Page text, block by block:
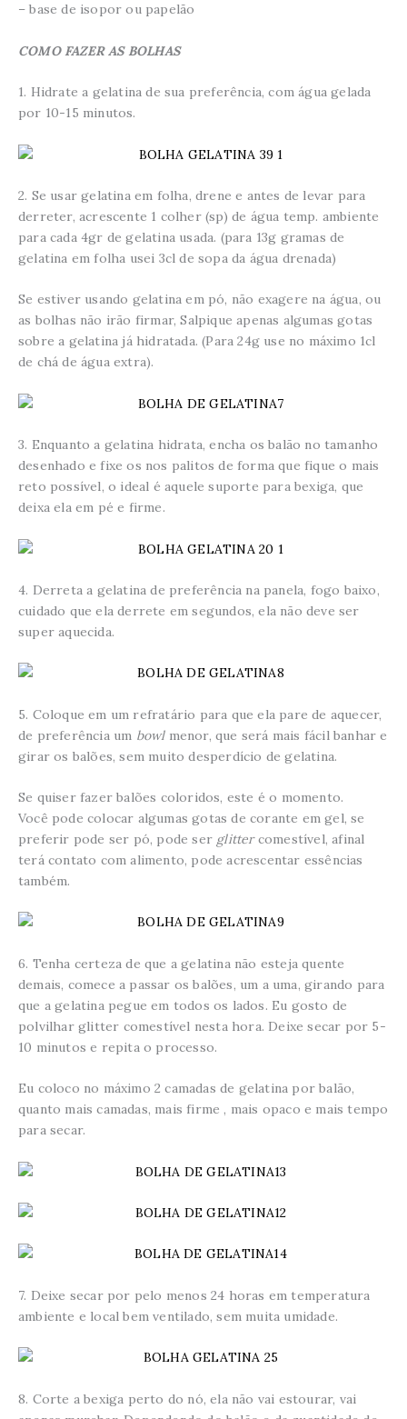
– base de isopor ou papelão
COMO FAZER AS BOLHAS
1. Hidrate a gelatina de sua preferência, com água gelada
por 10-15 minutos.
2. Se usar gelatina em folha, drene e antes de levar para
derreter, acrescente 1 colher (sp) de água temp. ambiente
para cada 4gr de gelatina usada. (para 13g gramas de
gelatina em folha usei 3cl de sopa da água drenada)
Se estiver usando gelatina em pó, não exagere na água, ou
as bolhas não irão firmar, Salpique apenas algumas gotas
sobre a gelatina já hidratada. (Para 24g use no máximo 1cl
de chá de água extra).
3. Enquanto a gelatina hidrata, encha os balão no tamanho
desenhado e fixe os nos palitos de forma que fique o mais
reto possível, o ideal é aquele suporte para bexiga, que
deixa ela em pé e firme.
4. Derreta a gelatina de preferência na panela, fogo baixo,
cuidado que ela derrete em segundos, ela não deve ser
super aquecida.
5. Coloque em um refratário para que ela pare de aquecer,
de preferência um bowlmenor, que será mais fácil banhar e
girar os balões, sem muito desperdício de gelatina.
Se quiser fazer balões coloridos, este é o momento.
Você pode colocar algumas gotas de corante em gel, se
preferir pode ser pó, pode ser glittercomestível, afinal
terá contato com alimento, pode acrescentar essências
também.
6. Tenha certeza de que a gelatina não esteja quente
demais, comece a passar os balões, um a uma, girando para
que a gelatina pegue em todos os lados. Eu gosto de
polvilhar glitter comestível nesta hora. Deixe secar por 5-
10 minutos e repita o processo.
Eu coloco no máximo 2 camadas de gelatina por balão,
quanto mais camadas, mais firme , mais opaco e mais tempo
para secar.
7. Deixe secar por pelo menos 24 horas em temperatura
ambiente e local bem ventilado, sem muita umidade.
8. Corte a bexiga perto do nó, ela não vai estourar, vai